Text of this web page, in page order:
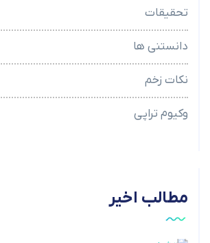
تحقیقات
دانستنی ها
نکات زخم
وکیوم تراپی
مطالب اخیر